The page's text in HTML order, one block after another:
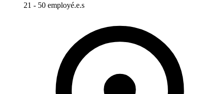
21 - 50 employé.e.s